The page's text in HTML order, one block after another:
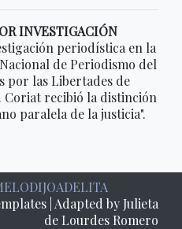
INVESTIGACIÓN
periodística en la
de Periodismo del
por las Libertades de
recibió la distinción
paralela de la justicia".
| Adapted by Julieta
de Lourdes Romero